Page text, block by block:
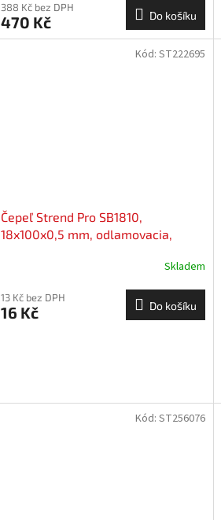
388 Kč bez DPH
470 Kč Do košíku
Čepeľ Strend Pro SB1810,
18x100x0,5 mm, odlamovacia,
Skladem
13 Kč bez DPH
16 Kč Do košíku
Kód: ST222695
Kód: ST256076